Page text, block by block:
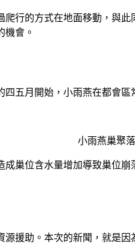
行的方式在地面移動，與
機會。
五月開始，小雨燕在都會區
小雨燕巢聚
巢位含水量增加導致巢位崩
援助。本次的新聞，就是